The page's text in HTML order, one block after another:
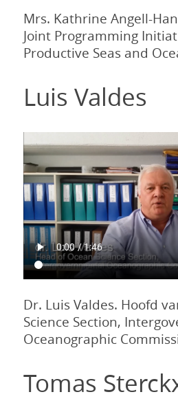
Mrs. Kathrine Angell-
Joint Programming
Productive Seas and
Luis Valdes
Dr. Luis Valdes. Hoofd
Science Section,
Oceanographic
Tomas